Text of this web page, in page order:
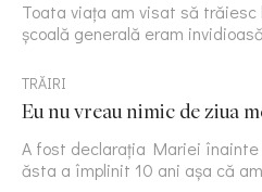
Toata viața am visat să trăiesc
școală generală eram
TRĂIRI
Eu nu vreau nimic de ziua
A fost declarația Mariei
ăsta a împlinit 10 ani așa că